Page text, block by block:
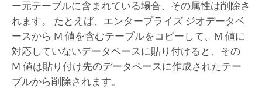
ー元テーブルに含まれている場合、その属性は削除さ
れます。 たとえば、エンタープライズ ジオデータベ
ースから M 値を含むテーブルをコピーして、M 値に
対応していないデータベースに貼り付けると、その
M 値は貼り付け先のデータベースに作成されたテー
ブルから削除されます。